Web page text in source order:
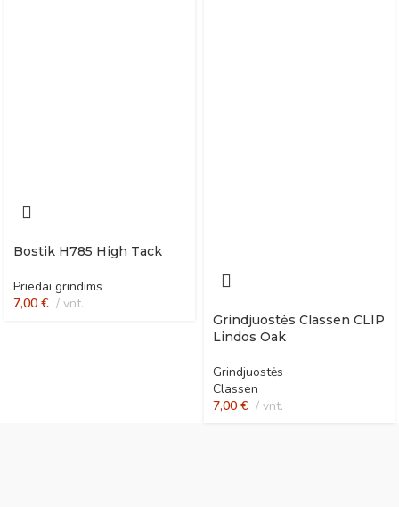
Bostik H785 High Tack
Priedai grindims
7,00 € vnt.
Grindjuostės Classen CLIP
Lindos Oak
Grindjuostės
Classen
7,00 € vnt.